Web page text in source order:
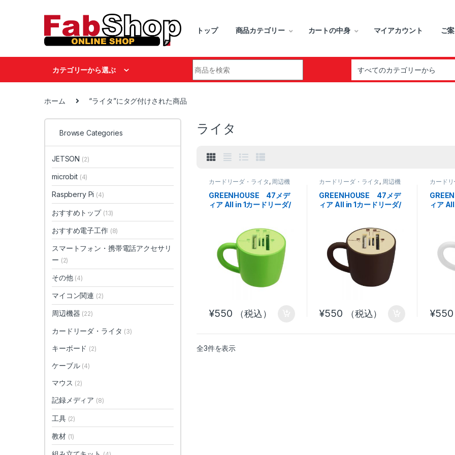
トップ 商品カテゴリー カートの中身 マイアカウント ご
カテゴリーから選ぶ
ホーム “ライタ”にタグ付けされた商品
ライタ
カードリーダ・ライタ , 周辺機
GREENHOUSE 47メデ
ィア All in 1カードリーダ/
¥550 （税込）
カードリーダ・ライタ , 周辺機
GREENHOUSE 47メデ
ィア All in 1カードリーダ/
¥550 （税込）
カード
ィア
¥550
全3件を表示
Browse Categories
JETSON (2)
microbit (4)
Raspberry Pi (4)
おすすめトップ (13)
おすすめ電子工作 (8)
スマートフォン・携帯電話アクセサリ
ー (2)
その他 (4)
マイコン関連 (2)
周辺機器 (22)
カードリーダ・ライタ (3)
キーボード (2)
ケーブル (4)
マウス (2)
記録メディア (8)
工具 (2)
教材 (1)